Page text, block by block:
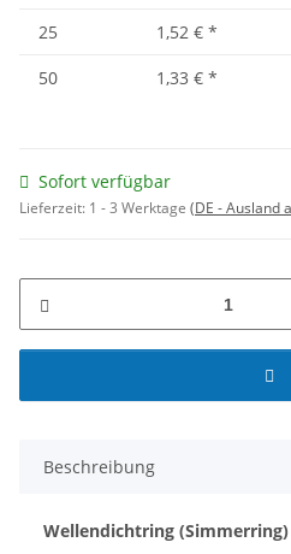
25
1,52 € *
50
1,33 € *
Sofort verfügbar
Lieferzeit: 1 - 3 Werktage (DE - Ausland
Beschreibung
Wellendichtring (Simmerring)